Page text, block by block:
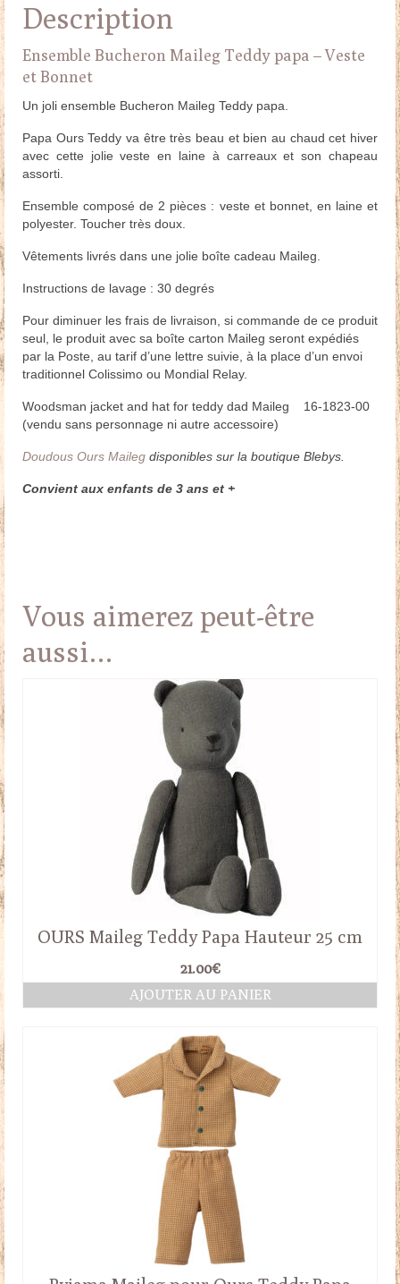
Description
Ensemble Bucheron Maileg Teddy papa – Veste
et Bonnet
Un joli ensemble Bucheron Maileg Teddy papa.
Papa Ours Teddy va être très beau et bien au chaud cet hiver
avec cette jolie veste en laine à carreaux et son chapeau
assorti.
Ensemble composé de 2 pièces : veste et bonnet, en laine et
polyester. Toucher très doux.
Vêtements livrés dans une jolie boîte cadeau Maileg.
Instructions de lavage : 30 degrés
Pour diminuer les frais de livraison, si commande de ce produit
seul, le produit avec sa boîte carton Maileg seront expédiés
par la Poste, au tarif d’une lettre suivie, à la place d’un envoi
traditionnel Colissimo ou Mondial Relay.
Woodsman jacket and hat for teddy dad Maileg 16-1823-00
(vendu sans personnage ni autre accessoire)
Doudous Ours Maileg disponibles sur la boutique Blebys.
Convient aux enfants de 3 ans et +
Vous aimerez peut-être
aussi…
OURS Maileg Teddy Papa Hauteur 25 cm
21.00€
AJOUTER AU PANIER